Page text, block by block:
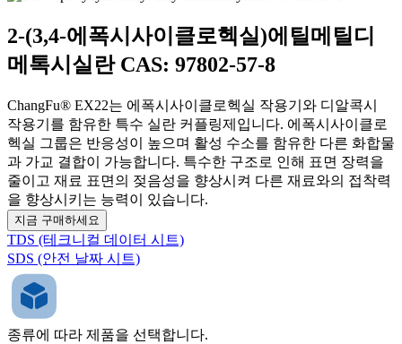
2-(3,4-에폭시사이클로헥실)에틸메틸디
메톡시실란 CAS: 97802-57-8
ChangFu® EX22는 에폭시사이클로헥실 작용기와 디알콕시
작용기를 함유한 특수 실란 커플링제입니다. 에폭시사이클로
헥실 그룹은 반응성이 높으며 활성 수소를 함유한 다른 화합물
과 가교 결합이 가능합니다. 특수한 구조로 인해 표면 장력을
줄이고 재료 표면의 젖음성을 향상시켜 다른 재료와의 접착력
을 향상시키는 능력이 있습니다.
지금 구매하세요
TDS (테크니컬 데이터 시트)
SDS (안전 날짜 시트)
종류에 따라 제품을 선택합니다.